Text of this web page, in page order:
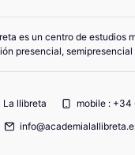
es un centro de estudios
presencial, semipresencial
La llibreta
mobile : +34